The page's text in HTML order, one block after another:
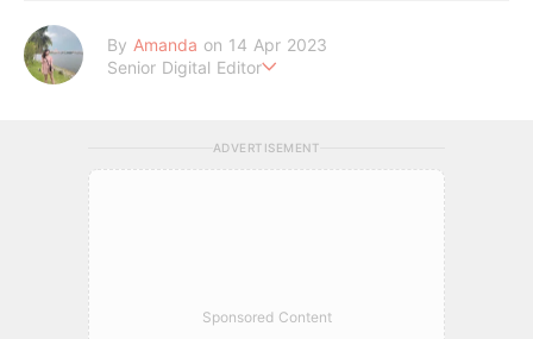
By Amanda on 14 Apr 2023
Senior Digital Editor
皆收获热烈反响。她通过 GirlStyle MY ，让读者们不管何时何地
都能掌握最新的资讯，让女性成为更好更潮的自己！
ADVERTISEMENT
Sponsored Content